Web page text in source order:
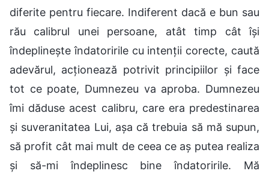
diferite pentru fiecare. Indiferent dacă e bun sau
rău calibrul unei persoane, atât timp cât își
îndeplinește îndatoririle cu intenții corecte, caută
adevărul, acționează potrivit principiilor și face
tot ce poate, Dumnezeu va aproba. Dumnezeu
îmi dăduse acest calibru, care era predestinarea
și suveranitatea Lui, așa că trebuia să mă supun,
să profit cât mai mult de ceea ce aș putea realiza
și să-mi îndeplinesc bine îndatoririle. Mă